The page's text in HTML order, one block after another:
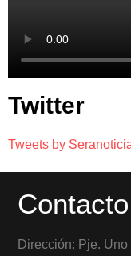
Twitter
Tweets by
Dirección: Pje.